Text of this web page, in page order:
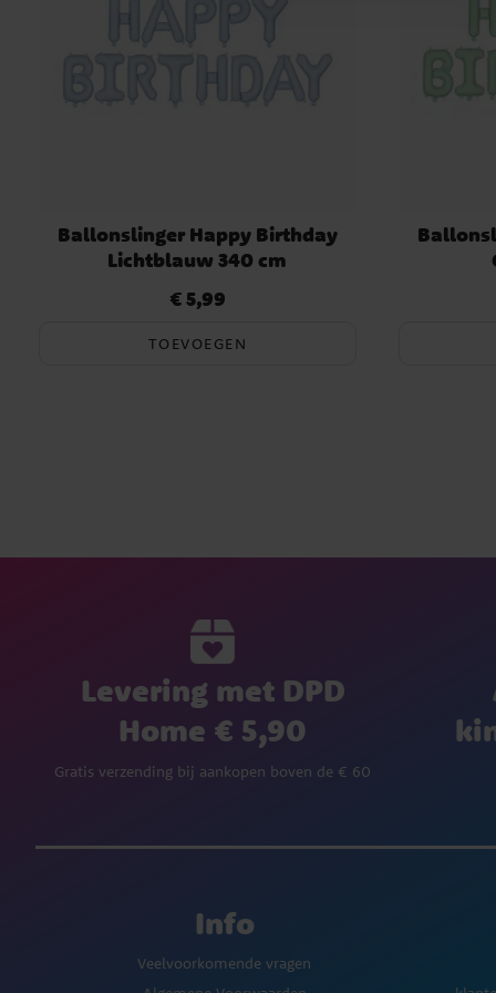
Ballonslinger Happy Birthday
Lichtblauw 340 cm
Prijs :€ 5,99
€ 5,99
TOEVOEGEN
Levering met DPD
Home € 5,90
Gratis verzending bij aankopen boven de € 60
Info
Veelvoorkomende vragen